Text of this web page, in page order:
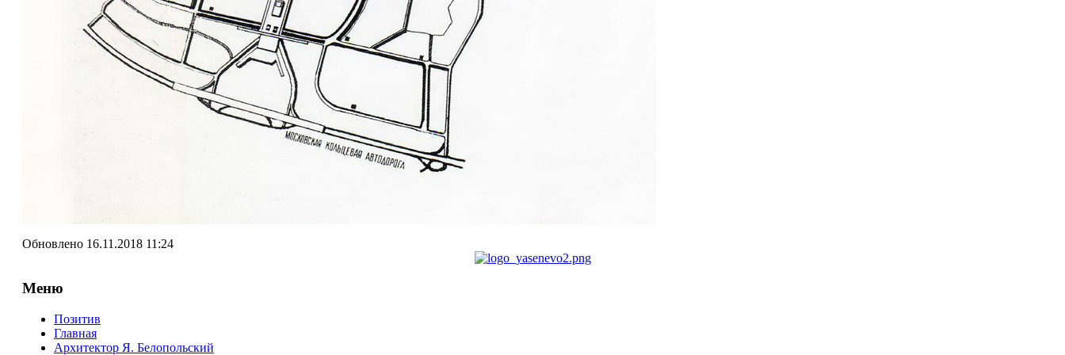
Обновлено 16.11.2018 11:24
Меню
Позитив
Главная
Архитектор Я. Белопольский